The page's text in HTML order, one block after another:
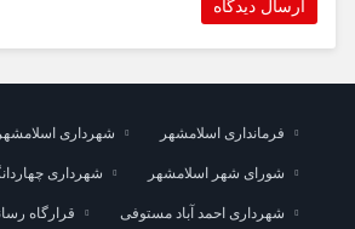
فرمانداری اسلامشهر شهرداری اسلامشهر
شورای شهر اسلامشهر شهرداری
شهرداری احمد آباد مستوفی قرارگاه